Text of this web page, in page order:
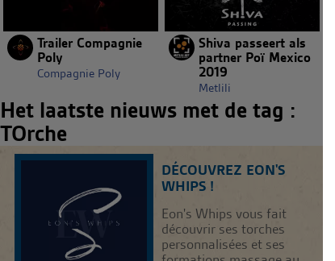
Trailer Compagnie
Poly
Compagnie Poly
Shiva passeert als
partner Poï Mexico
2019
Metlili
Het laatste nieuws met de tag :
TOrche
DÉCOUVREZ EON'S
WHIPS !
Eon's Whips vous fait
découvrir ses torches
personnalisées et ses